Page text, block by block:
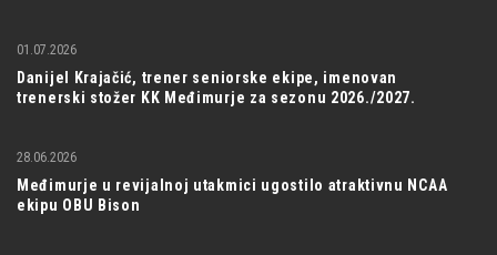
Danijel Krajačić, trener seniorske ekipe, imenovan
trenerski stožer KK Međimurje za sezonu 2026./2027.
01.07.2026
Međimurje u revijalnoj utakmici ugostilo atraktivnu NCAA
ekipu OBU Bison
28.06.2026